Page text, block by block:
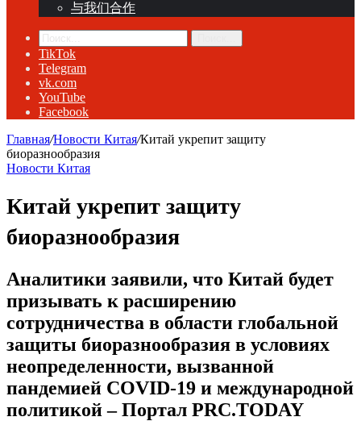
与我们合作
TikTok
Telegram
vk.com
YouTube
Facebook
Главная/Новости Китая/Китай укрепит защиту
биоразнообразия
Новости Китая
Китай укрепит защиту
биоразнообразия
Аналитики заявили, что Китай будет
призывать к расширению
сотрудничества в области глобальной
защиты биоразнообразия в условиях
неопределенности, вызванной
пандемией COVID-19 и международной
политикой – Портал PRC.TODAY